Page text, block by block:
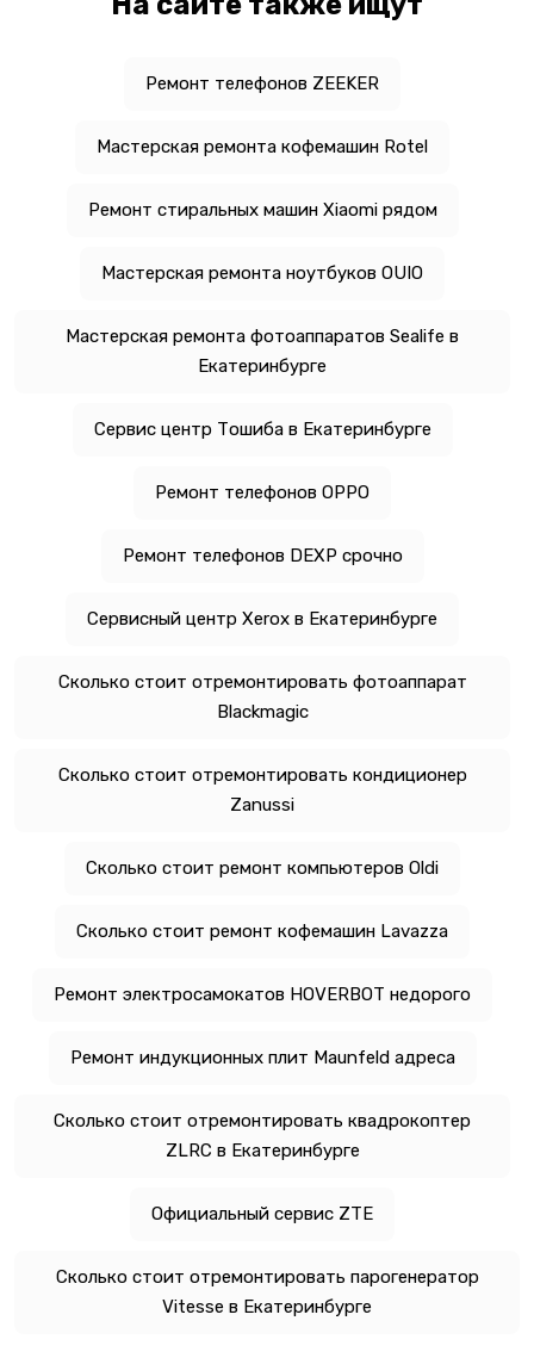
Ремонт телефонов ZEEKER
Мастерская ремонта кофемашин Rotel
Ремонт стиральных машин Xiaomi рядом
Мастерская ремонта ноутбуков OUIO
Мастерская ремонта фотоаппаратов Sealife в
Екатеринбурге
Сервис центр Тошиба в Екатеринбурге
Ремонт телефонов OPPO
Ремонт телефонов DEXP срочно
Сервисный центр Xerox в Екатеринбурге
Сколько стоит отремонтировать фотоаппарат
Blackmagic
Сколько стоит отремонтировать кондиционер
Zanussi
Сколько стоит ремонт компьютеров Oldi
Сколько стоит ремонт кофемашин Lavazza
Ремонт электросамокатов HOVERBOT недорого
Ремонт индукционных плит Maunfeld адреса
Сколько стоит отремонтировать квадрокоптер
ZLRC в Екатеринбурге
Официальный сервис ZTE
Сколько стоит отремонтировать парогенератор
Vitesse в Екатеринбурге